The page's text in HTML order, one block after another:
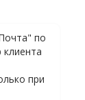
по
при